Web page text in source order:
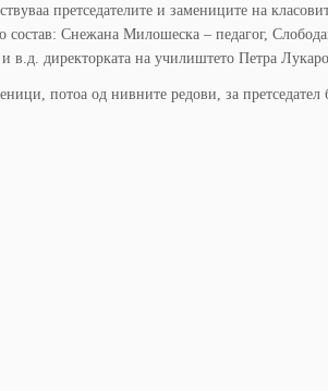
претседателите и замениците на
состав: Снежана Милошеска – педагог,
в.д. директорката на училиштето Петра
потоа од нивните редови, за претседател